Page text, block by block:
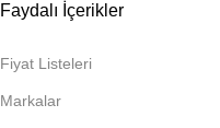
Faydalı İçerikler
Fiyat Listeleri
Markalar